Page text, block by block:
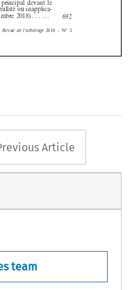
     
      
  
   
de l’arbitrage 2018 -N°3
ldevant le
ou inapplica-
2018) ...... 692
button
Article
team